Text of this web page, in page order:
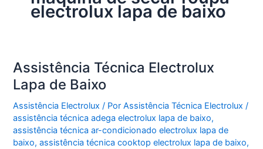
electrolux lapa de baixo
Assistência Técnica Electrolux
Lapa de Baixo
Assistência Electrolux / PorAssistência Técnica Electrolux/
assistência técnica adega electrolux lapa de baixo,
assistência técnica ar-condicionado electrolux lapa de
baixo,assistência técnica cooktop electrolux lapa de baixo,